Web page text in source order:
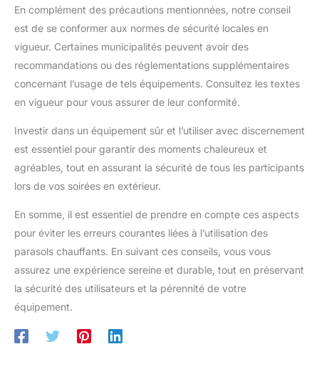
En complément des précautions mentionnées, notre conseil
est de se conformer aux normes de sécurité locales en
vigueur. Certaines municipalités peuvent avoir des
recommandations ou des réglementations supplémentaires
concernant l’usage de tels équipements. Consultez les textes
en vigueur pour vous assurer de leur conformité.
Investir dans un équipement sûr et l’utiliser avec discernement
est essentiel pour garantir des moments chaleureux et
agréables, tout en assurant la sécurité de tous les participants
lors de vos soirées en extérieur.
En somme, il est essentiel de prendre en compte ces aspects
pour éviter les erreurs courantes liées à l’utilisation des
parasols chauffants. En suivant ces conseils, vous vous
assurez une expérience sereine et durable, tout en préservant
la sécurité des utilisateurs et la pérennité de votre
équipement.